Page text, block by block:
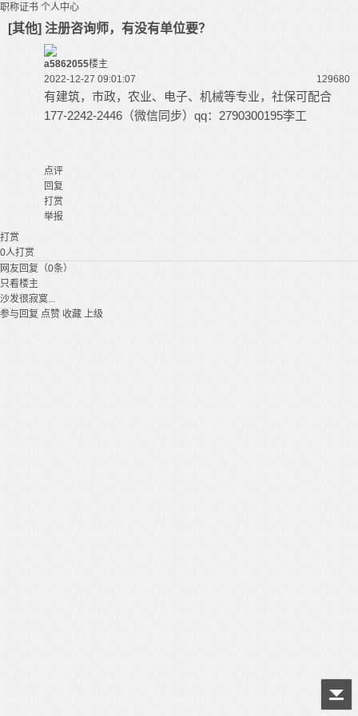
职称证书 个人中心
[其他] 注册咨询师，有没有单位要？
a5862055楼主
2022-12-27 09:01:07
129680
有建筑，市政，农业、电子、机械等专业，社保可配合
177-2242-2446（微信同步）qq：2790300195李工
点评
回复
打赏
举报
打赏
0人打赏
网友回复（0条）
只看楼主
沙发很寂寞...
参与回复 点赞 收藏 上级